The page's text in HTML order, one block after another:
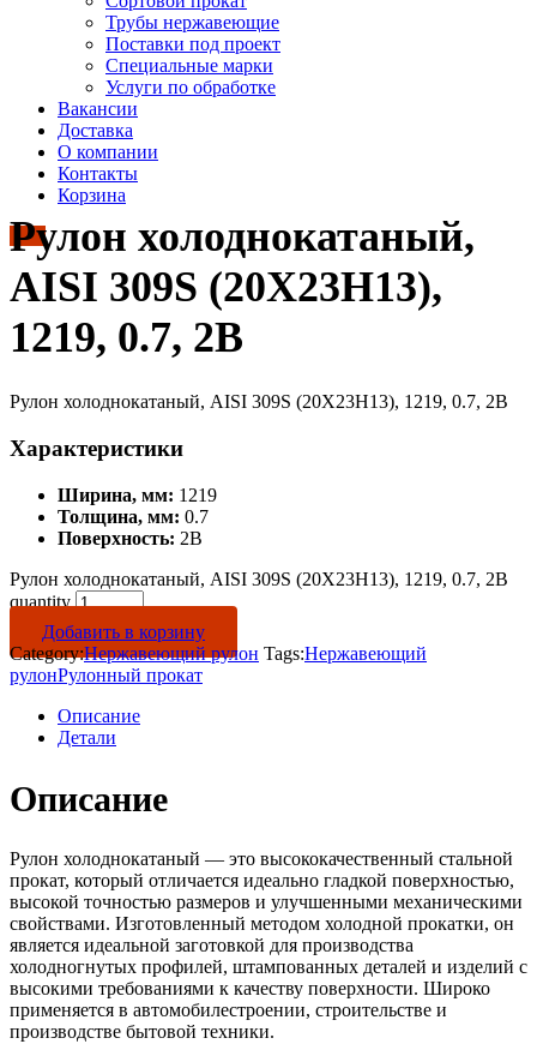
Трубы нержавеющие
Поставки под проект
Специальные марки
Услуги по обработке
Вакансии
Доставка
О компании
Контакты
Корзина
Рулон холоднокатаный,
AISI 309S (20Х23Н13),
1219, 0.7, 2B
Рулон холоднокатаный, AISI 309S (20Х23Н13), 1219, 0.7, 2B
Характеристики
Ширина, мм: 1219
Толщина, мм: 0.7
Поверхность: 2B
Рулон холоднокатаный, AISI 309S (20Х23Н13), 1219, 0.7, 2B
quantity
Добавить в корзину
Category:Нержавеющий рулон Tags:Нержавеющий
рулонРулонный прокат
Описание
Детали
Описание
Рулон холоднокатаный — это высококачественный стальной
прокат, который отличается идеально гладкой поверхностью,
высокой точностью размеров и улучшенными механическими
свойствами. Изготовленный методом холодной прокатки, он
является идеальной заготовкой для производства
холодногнутых профилей, штампованных деталей и изделий с
высокими требованиями к качеству поверхности. Широко
применяется в автомобилестроении, строительстве и
производстве бытовой техники.